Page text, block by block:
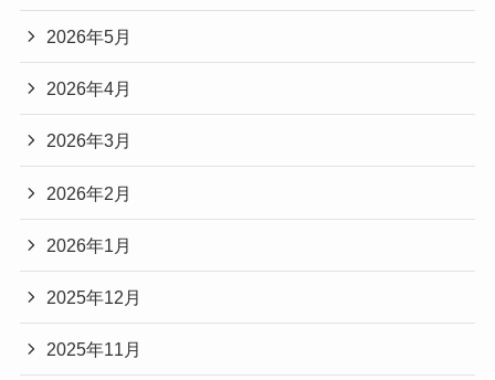
2026年5月
2026年4月
2026年3月
2026年2月
2026年1月
2025年12月
2025年11月